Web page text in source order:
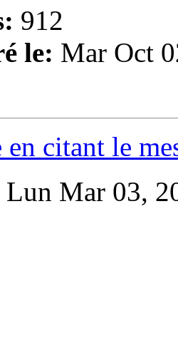
912
le: Mar Oct
citant le
Lun Mar 03,